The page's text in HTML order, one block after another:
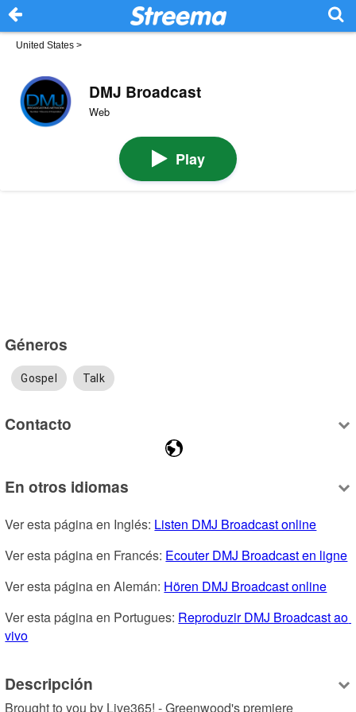
United States >
DMJ Broadcast
Web
Play
Géneros
Gospel Talk
Contacto
En otros idiomas
Ver esta página en Inglés: Listen DMJ Broadcast online
Ver esta página en Francés: Ecouter DMJ Broadcast en ligne
Ver esta página en Alemán: Hören DMJ Broadcast online
Ver esta página en Portugues: Reproduzir DMJ Broadcast ao
vivo
Descripción
Brought to you by Live365! - Greenwood's premiere